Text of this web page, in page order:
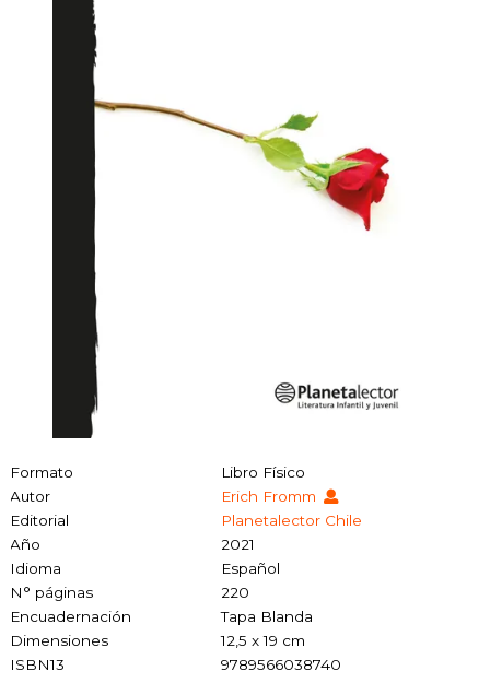
Formato
Libro Físico
Autor
Erich Fromm
Editorial
Planetalector Chile
Año
2021
Idioma
Español
N° páginas
220
Encuadernación
Tapa Blanda
Dimensiones
12,5 x 19 cm
ISBN13
9789566038740